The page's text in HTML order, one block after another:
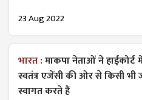
23 Aug 2022
भारत :माकपा नेताओं ने हाईकोर्ट
स्वतंत्र एजेंसी की ओर से किसी भी
स्वागत करते हैं